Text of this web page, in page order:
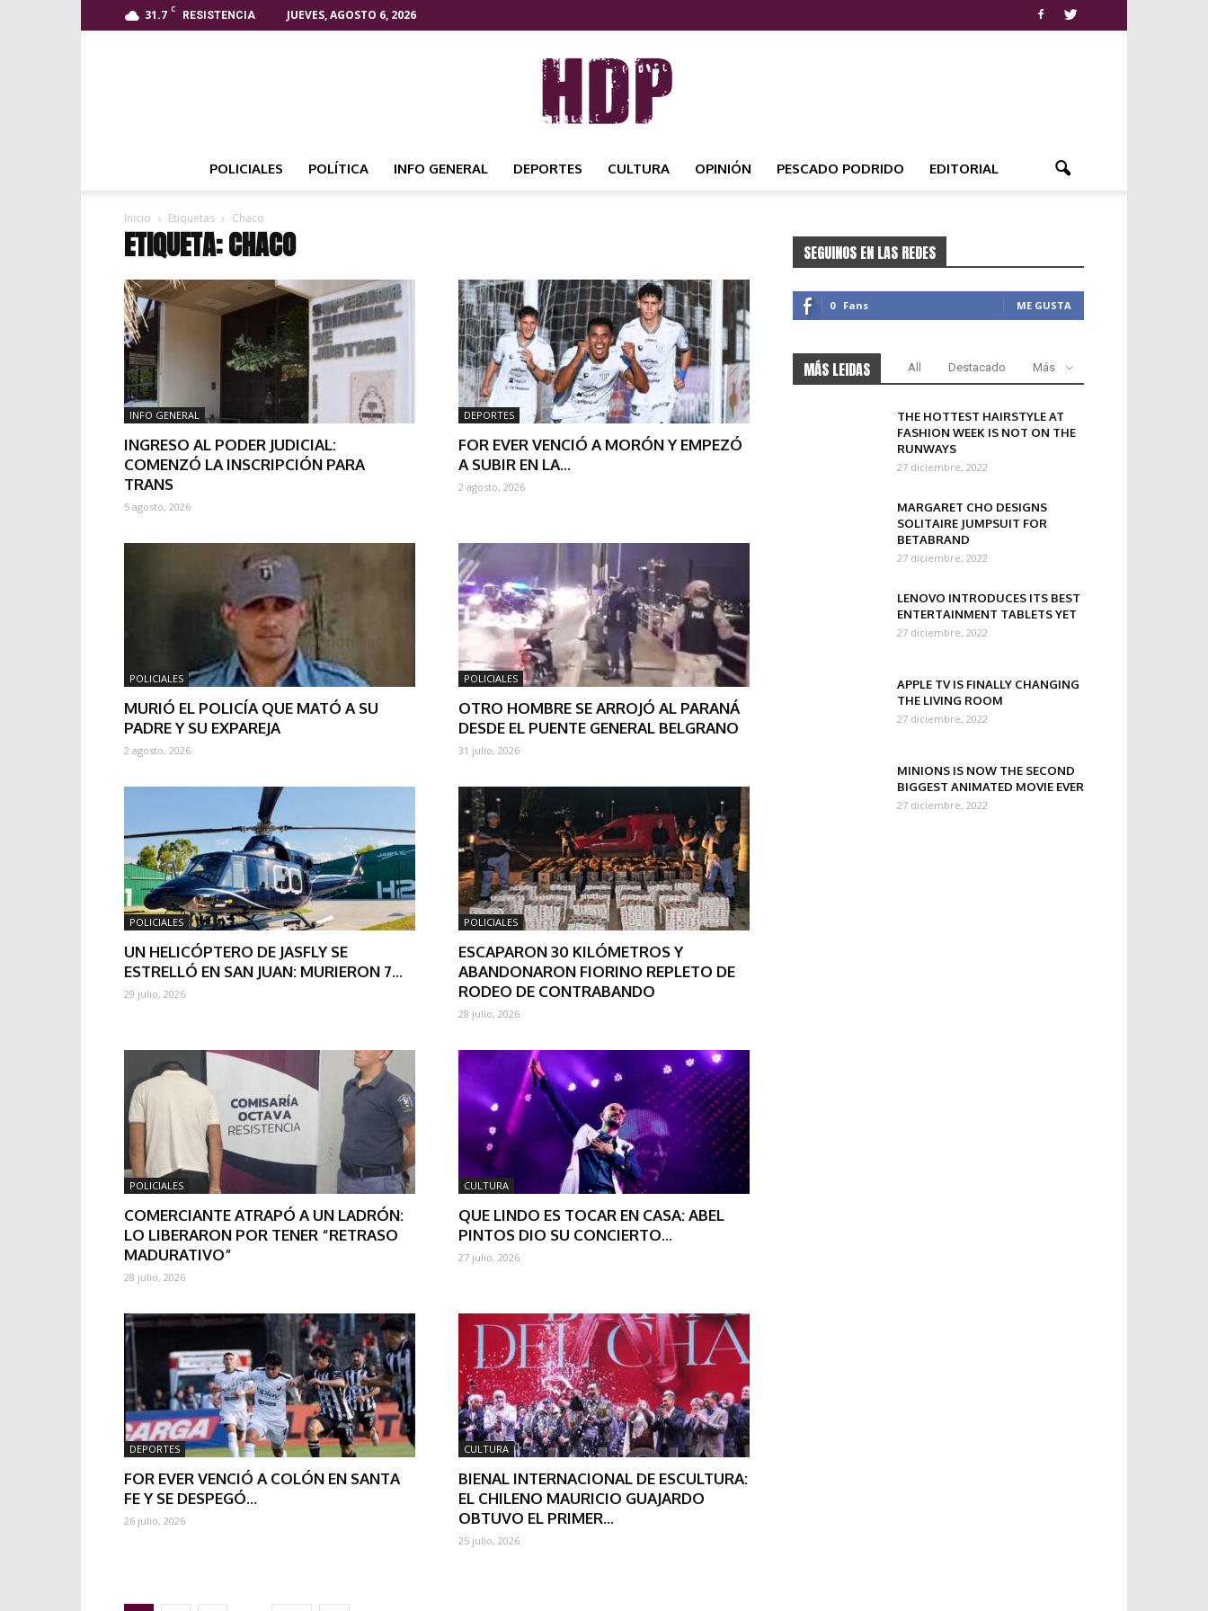
31.7 C
RESISTENCIA JUEVES, AGOSTO 6, 2026
NOTICIAS
POLICIALES POLÍTICA INFO GENERAL DEPORTES CULTURA OPINIÓN PESCADO PODRIDO EDITORIAL
Inicio Etiquetas Chaco
ETIQUETA: CHACO
INFO GENERAL
INGRESO AL PODER JUDICIAL:
COMENZÓ LA INSCRIPCIÓN PARA
TRANS
5 agosto, 2026
DEPORTES
FOR EVER VENCIÓ A MORÓN Y EMPEZÓ
A SUBIR EN LA...
2 agosto, 2026
POLICIALES
MURIÓ EL POLICÍA QUE MATÓ A SU
PADRE Y SU EXPAREJA
2 agosto, 2026
POLICIALES
OTRO HOMBRE SE ARROJÓ AL PARANÁ
DESDE EL PUENTE GENERAL BELGRANO
31 julio, 2026
POLICIALES
UN HELICÓPTERO DE JASFLY SE
ESTRELLÓ EN SAN JUAN: MURIERON 7...
29 julio, 2026
POLICIALES
ESCAPARON 30 KILÓMETROS Y
ABANDONARON FIORINO REPLETO DE
RODEO DE CONTRABANDO
28 julio, 2026
POLICIALES
COMERCIANTE ATRAPÓ A UN LADRÓN:
LO LIBERARON POR TENER “RETRASO
MADURATIVO”
28 julio, 2026
CULTURA
QUE LINDO ES TOCAR EN CASA: ABEL
PINTOS DIO SU CONCIERTO...
27 julio, 2026
DEPORTES
FOR EVER VENCIÓ A COLÓN EN SANTA
FE Y SE DESPEGÓ...
26 julio, 2026
CULTURA
BIENAL INTERNACIONAL DE ESCULTURA:
EL CHILENO MAURICIO GUAJARDO
OBTUVO EL PRIMER...
25 julio, 2026
SEGUINOS EN LAS REDES
0 Fans ME GUSTA
MÁS LEIDAS All Destacado Más
THE HOTTEST HAIRSTYLE AT
FASHION WEEK IS NOT ON THE
RUNWAYS
27 diciembre, 2022
MARGARET CHO DESIGNS
SOLITAIRE JUMPSUIT FOR
BETABRAND
27 diciembre, 2022
LENOVO INTRODUCES ITS BEST
ENTERTAINMENT TABLETS YET
27 diciembre, 2022
APPLE TV IS FINALLY CHANGING
THE LIVING ROOM
27 diciembre, 2022
MINIONS IS NOW THE SECOND
BIGGEST ANIMATED MOVIE EVER
27 diciembre, 2022